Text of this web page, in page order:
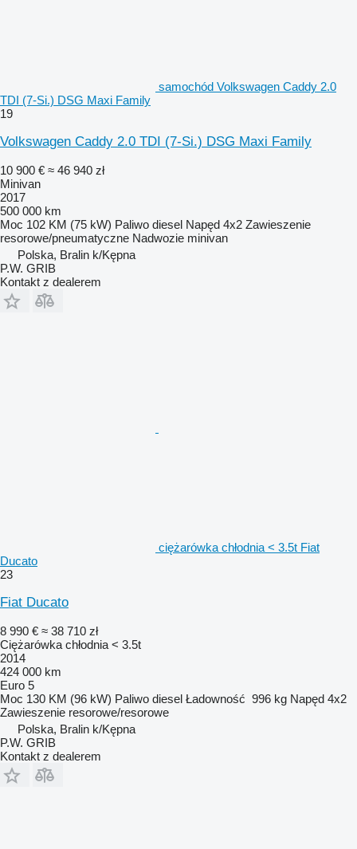
samochód Volkswagen Caddy 2.0
TDI (7-Si.) DSG Maxi Family
19
Volkswagen Caddy 2.0 TDI (7-Si.) DSG Maxi Family
10 900 € ≈ 46 940 zł
Minivan
2017
500 000 km
Moc 102 KM (75 kW) Paliwo diesel Napęd 4x2 Zawieszenie
resorowe/pneumatyczne Nadwozie minivan
Polska, Bralin k/Kępna
P.W. GRIB
Kontakt z dealerem
ciężarówka chłodnia < 3.5t Fiat
Ducato
23
Fiat Ducato
8 990 € ≈ 38 710 zł
Ciężarówka chłodnia < 3.5t
2014
424 000 km
Euro 5
Moc 130 KM (96 kW) Paliwo diesel Ładowność 996 kg Napęd 4x2
Zawieszenie resorowe/resorowe
Polska, Bralin k/Kępna
P.W. GRIB
Kontakt z dealerem